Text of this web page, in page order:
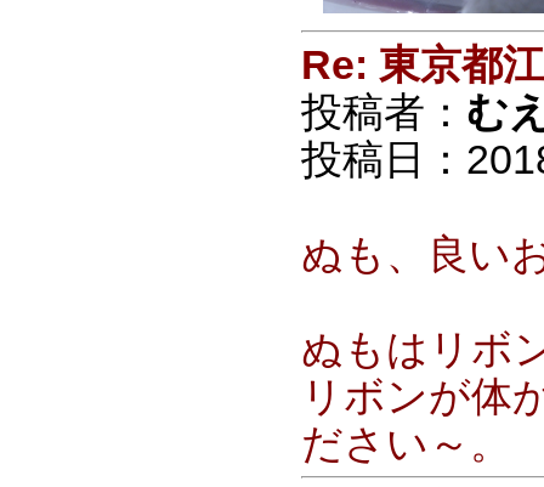
Re: 東京都
投稿者： む
投稿日：
ぬも、良い
ぬもはリボ
リボンが体
ださい～。